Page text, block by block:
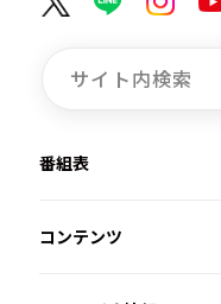
番組表
コンテンツ